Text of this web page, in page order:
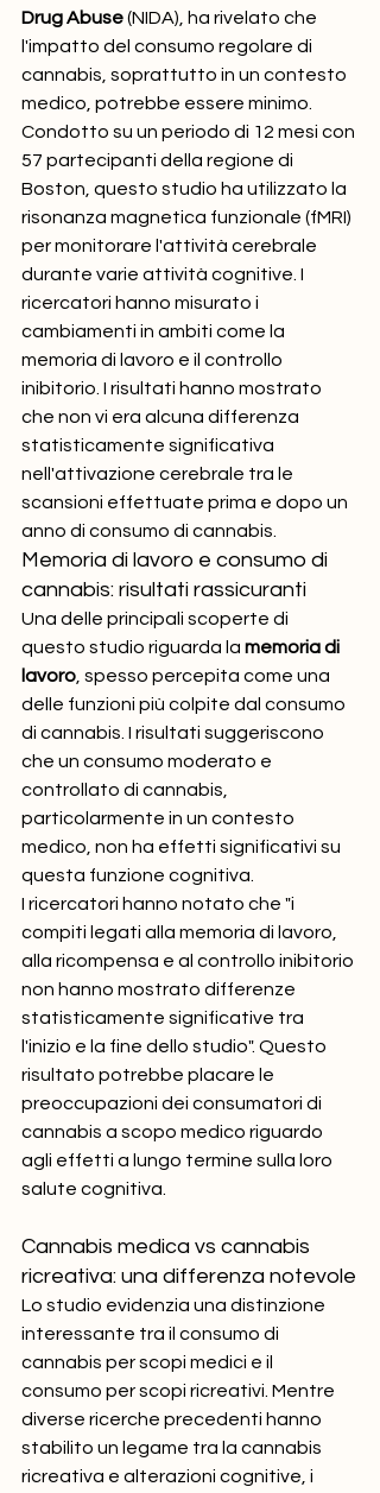
Drug Abuse (NIDA), ha rivelato che
l'impatto del consumo regolare di
cannabis, soprattutto in un contesto
medico, potrebbe essere minimo.
Condotto su un periodo di 12 mesi con
57 partecipanti della regione di
Boston, questo studio ha utilizzato la
risonanza magnetica funzionale (fMRI)
per monitorare l'attività cerebrale
durante varie attività cognitive. I
ricercatori hanno misurato i
cambiamenti in ambiti come la
memoria di lavoro e il controllo
inibitorio. I risultati hanno mostrato
che non vi era alcuna differenza
statisticamente significativa
nell'attivazione cerebrale tra le
scansioni effettuate prima e dopo un
anno di consumo di cannabis.
Memoria di lavoro e consumo di
cannabis: risultati rassicuranti
Una delle principali scoperte di
questo studio riguarda la memoria di
lavoro , spesso percepita come una
delle funzioni più colpite dal consumo
di cannabis. I risultati suggeriscono
che un consumo moderato e
controllato di cannabis,
particolarmente in un contesto
medico, non ha effetti significativi su
questa funzione cognitiva.
I ricercatori hanno notato che "i
compiti legati alla memoria di lavoro,
alla ricompensa e al controllo inibitorio
non hanno mostrato differenze
statisticamente significative tra
l'inizio e la fine dello studio". Questo
risultato potrebbe placare le
preoccupazioni dei consumatori di
cannabis a scopo medico riguardo
agli effetti a lungo termine sulla loro
salute cognitiva.
Cannabis medica vs cannabis
ricreativa: una differenza notevole
Lo studio evidenzia una distinzione
interessante tra il consumo di
cannabis per scopi medici e il
consumo per scopi ricreativi. Mentre
diverse ricerche precedenti hanno
stabilito un legame tra la cannabis
ricreativa e alterazioni cognitive, i